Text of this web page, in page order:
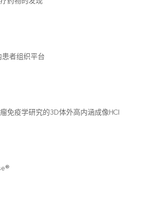
患者组织平台
免疫学研究的3D体外高内涵成像HCI